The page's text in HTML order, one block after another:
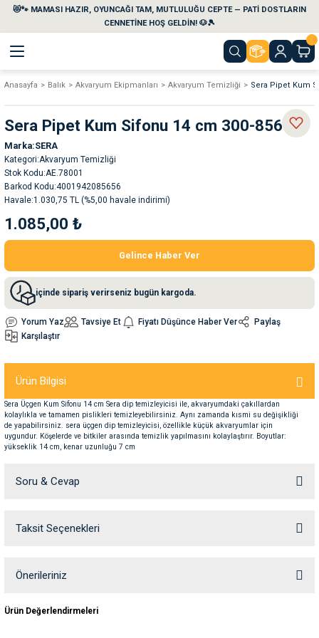
😻🐾 MAMASI HAZIR, OYUNCAĞI TAM, MUTLULUĞU CEPTE — PATİ DOSTLARIN
CENNETİNE HOŞ GELDİN! 🐶🎾
Geri Dön
Geri Dön
Temizlik Ürünleri
Kemikleri
Seyahat Ürünleri
Geri Dön
Geri Dön
Geri Dön
Geri Dön
Anasayfa Balık Akvaryum Ekipmanları Akvaryum Temizliği Sera Pipet Kum
Sera Pipet Kum Sifonu 14 cm 300-8565
Marka SERA
Kategori Akvaryum Temizliği
Stok Kodu AE.78001
Barkod Kodu 4001942085656
Havale 1.030,75 TL (%5,00 havale indirimi)
1.085,00 ₺
Gelince Haber Ver
içinde sipariş verirseniz bugün kargoda.
Yorum Yaz Tavsiye Et Fiyatı Düşünce Haber Ver
Paylaş
Karşılaştır
Ürün Bilgisi
Sera Üçgen Kum Sifonu 14 cm Sera dip temizleyicisi ile, akvaryumdaki çakıllardan
kolaylıkla ve tamamen pislikleri temizleyebilirsiniz. Aynı zamanda kısmi su değişikliği
de yapabilirsiniz. sera üçgen dip temizleyicisi, özellikle küçük akvaryumlar için
uygundur. Köşelerde ve bitkiler arasında temizlik yapılmasını kolaylaştırır. Boyutlar:
yükseklik 14 cm, kenar uzunluğu 7 cm
Soru & Cevap
Ürün hakkında henüz soru sorulmamış.
Taksit Seçenekleri
Önerileriniz
yetersiz gördüğünüz noktaları öneri formunu kullanarak tarafımıza
Ürün Değerlendirmeleri